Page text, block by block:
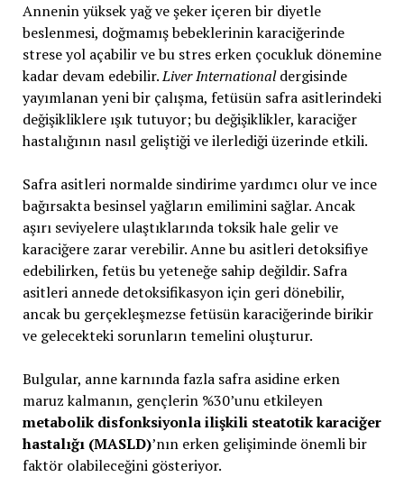
Annenin yüksek yağ ve şeker içeren bir diyetle
beslenmesi, doğmamış bebeklerinin karaciğerinde
strese yol açabilir ve bu stres erken çocukluk dönemine
kadar devam edebilir.Liver Internationaldergisinde
yayımlanan yeni bir çalışma, fetüsün safra asitlerindeki
değişikliklere ışık tutuyor; bu değişiklikler, karaciğer
hastalığının nasıl geliştiği ve ilerlediği üzerinde etkili.
Safra asitleri normalde sindirime yardımcı olur ve ince
bağırsakta besinsel yağların emilimini sağlar. Ancak
aşırı seviyelere ulaştıklarında toksik hale gelir ve
karaciğere zarar verebilir. Anne bu asitleri detoksifiye
edebilirken, fetüs bu yeteneğe sahip değildir. Safra
asitleri annede detoksifikasyon için geri dönebilir,
ancak bu gerçekleşmezse fetüsün karaciğerinde birikir
ve gelecekteki sorunların temelini oluşturur.
Bulgular, anne karnında fazla safra asidine erken
maruz kalmanın, gençlerin %30’unu etkileyen
metabolik disfonksiyonla ilişkili steatotik karaciğer
hastalığı (MASLD)’nın erken gelişiminde önemli bir
faktör olabileceğini gösteriyor.